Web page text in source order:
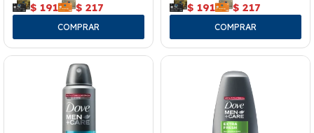
$ 191 $ 217 $ 191 $ 217